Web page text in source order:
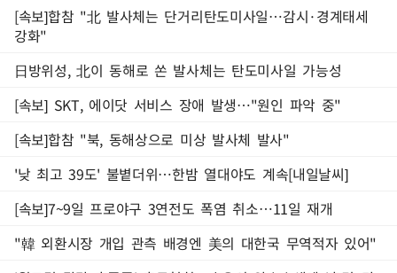
[속보]합참 "北 발사체는 단거리탄도미사일…감시·경계태세
강화"
日방위성, 北이 동해로 쏜 발사체는 탄도미사일 가능성
[속보] SKT, 에이닷 서비스 장애 발생…"원인 파악 중"
[속보]합참 "북, 동해상으로 미상 발사체 발사"
'낮 최고 39도' 불볕더위…한밤 열대야도 계속[내일날씨]
[속보]7~9일 프로야구 3연전도 폭염 취소…11일 재개
"韓 외환시장 개입 관측 배경엔 美의 대한국 무역적자 있어"